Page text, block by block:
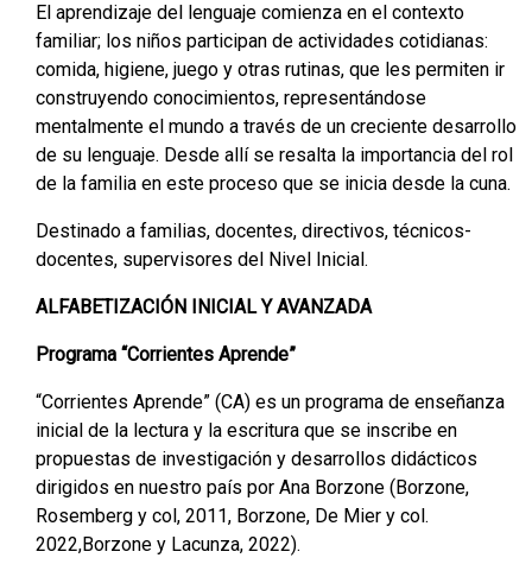
El aprendizaje del lenguaje comienza en el contexto
familiar; los niños participan de actividades cotidianas:
comida, higiene, juego y otras rutinas, que les permiten ir
construyendo conocimientos, representándose
mentalmente el mundo a través de un creciente desarrollo
de su lenguaje. Desde allí se resalta la importancia del rol
de la familia en este proceso que se inicia desde la cuna.
Destinado a familias, docentes, directivos, técnicos-
docentes, supervisores del Nivel Inicial.
ALFABETIZACIÓN INICIAL Y AVANZADA
Programa “Corrientes Aprende”
“Corrientes Aprende” (CA) es un programa de enseñanza
inicial de la lectura y la escritura que se inscribe en
propuestas de investigación y desarrollos didácticos
dirigidos en nuestro país por Ana Borzone (Borzone,
Rosemberg y col, 2011, Borzone, De Mier y col.
2022,Borzone y Lacunza, 2022).